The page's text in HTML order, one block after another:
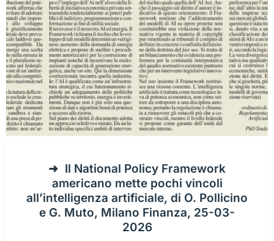
Il National Policy Framework
americano mette pochi vincoli
all’intelligenza artificiale, di O. Pollicino
e G. Muto, Milano Finanza, 25-03-
2026